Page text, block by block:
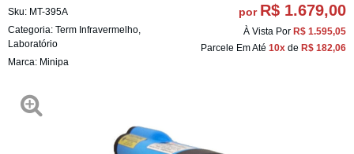
Sku: MT-395A
Categoria: Term Infravermelho,
Laboratório
Marca: Minipa
por R$ 1.679,00
À Vista Por R$ 1.595,05
Parcele Em Até 10x de R$ 182,06